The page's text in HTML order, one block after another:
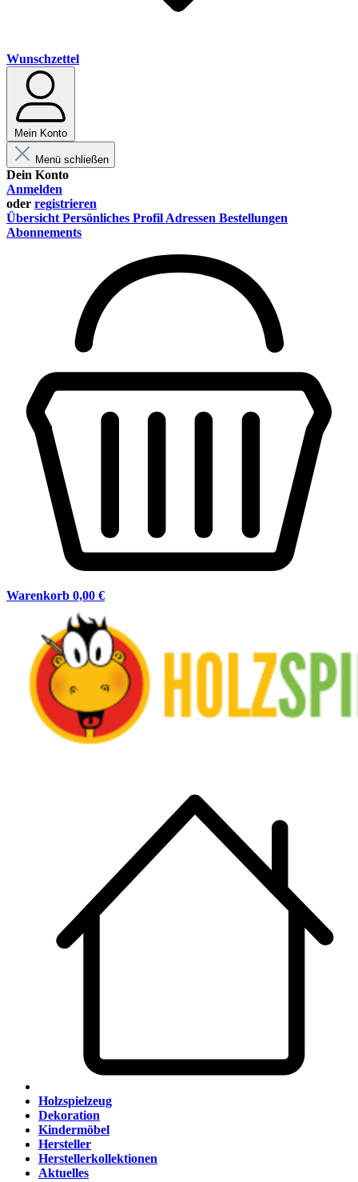
Wunschzettel
Mein Konto
Menü schließen
Dein Konto
Anmelden
oder registrieren
Übersicht Persönliches Profil Adressen Bestellungen
Abonnements
Warenkorb 0,00 €
Holzspielzeug
Dekoration
Kindermöbel
Hersteller
Herstellerkollektionen
Aktuelles